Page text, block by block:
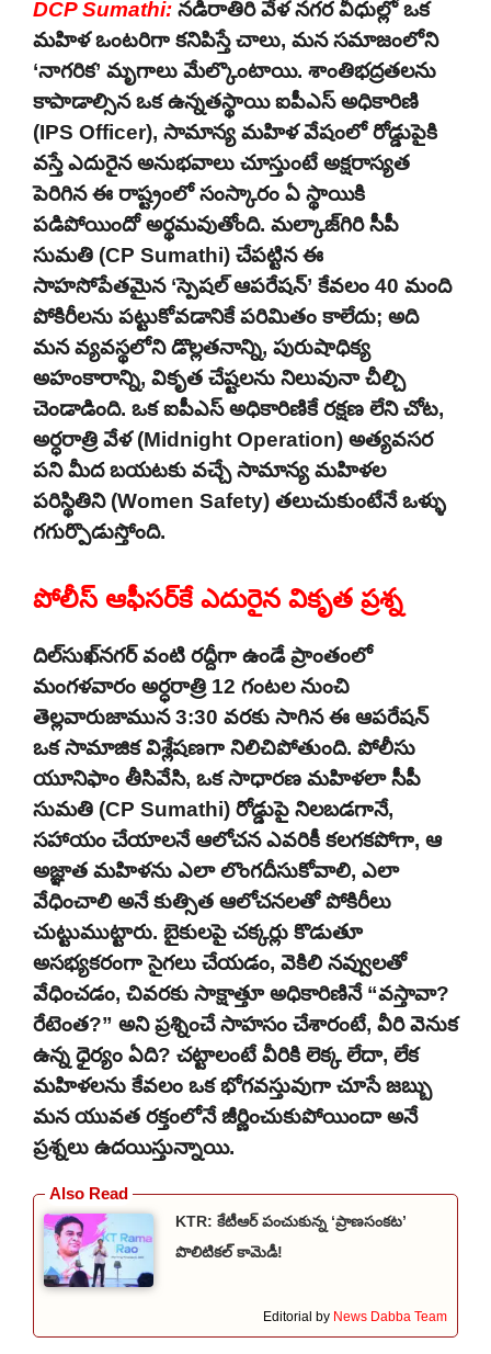
DCP Sumathi: నడిరాతిరి వేళ నగర వీధుల్లో ఒక
మహిళ ఒంటరిగా కనిపిస్తే చాలు, మన సమాజంలోని
‘నాగరిక’ మృగాలు మేల్కొంటాయి. శాంతిభద్రతలను
కాపాడాల్సిన ఒక ఉన్నతస్థాయి ఐపీఎస్ అధికారిణి
(IPS Officer), సామాన్య మహిళ వేషంలో రోడ్డుపైకి
వస్తే ఎదురైన అనుభవాలు చూస్తుంటే అక్షరాస్యత
పెరిగిన ఈ రాష్ట్రంలో సంస్కారం ఏ స్థాయికి
పడిపోయిందో అర్థమవుతోంది. మల్కాజ్‌గిరి సీపీ
సుమతి (CP Sumathi) చేపట్టిన ఈ
సాహసోపేతమైన ‘స్పెషల్ ఆపరేషన్’ కేవలం 40 మంది
పోకిరీలను పట్టుకోవడానికే పరిమితం కాలేదు; అది
మన వ్యవస్థలోని డొల్లతనాన్ని, పురుషాధిక్య
అహంకారాన్ని, వికృత చేష్టలను నిలువునా చీల్చి
చెండాడింది. ఒక ఐపీఎస్ అధికారిణికే రక్షణ లేని చోట,
అర్ధరాత్రి వేళ (Midnight Operation) అత్యవసర
పని మీద బయటకు వచ్చే సామాన్య మహిళల
పరిస్థితిని (Women Safety) తలుచుకుంటేనే ఒళ్ళు
గగుర్పొడుస్తోంది.
పోలీస్ ఆఫీసర్‌కే ఎదురైన వికృత ప్రశ్న
దిల్‌సుఖ్‌నగర్ వంటి రద్దీగా ఉండే ప్రాంతంలో
మంగళవారం అర్ధరాత్రి 12 గంటల నుంచి
తెల్లవారుజామున 3:30 వరకు సాగిన ఈ ఆపరేషన్
ఒక సామాజిక విశ్లేషణగా నిలిచిపోతుంది. పోలీసు
యూనిఫాం తీసివేసి, ఒక సాధారణ మహిళలా సీపీ
సుమతి (CP Sumathi) రోడ్డుపై నిలబడగానే,
సహాయం చేయాలనే ఆలోచన ఎవరికీ కలగకపోగా, ఆ
అజ్ఞాత మహిళను ఎలా లొంగదీసుకోవాలి, ఎలా
వేధించాలి అనే కుత్సిత ఆలోచనలతో పోకిరీలు
చుట్టుముట్టారు. బైకులపై చక్కర్లు కొడుతూ
అసభ్యకరంగా సైగలు చేయడం, వెకిలి నవ్వులతో
వేధించడం, చివరకు సాక్షాత్తూ అధికారిణినే “వస్తావా?
రేటెంత?” అని ప్రశ్నించే సాహసం చేశారంటే, వీరి వెనుక
ఉన్న ధైర్యం ఏది? చట్టాలంటే వీరికి లెక్క లేదా, లేక
మహిళలను కేవలం ఒక భోగవస్తువుగా చూసే జబ్బు
మన యువత రక్తంలోనే జీర్ణించుకుపోయిందా అనే
ప్రశ్నలు ఉదయిస్తున్నాయి.
KTR: కేటీఆర్ పంచుకున్న ‘ప్రాణసంకట’
పొలిటికల్ కామెడీ!
Editorial by News Dabba Team